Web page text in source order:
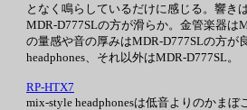
となく鳴らしているだけに感じる。響き
MDR-D777SLの方が滑らか。金管楽器は
の量感や音の厚みはMDR-D777SLの方が
headphones、それ以外はMDR-D777SL。
RP-HTX7
mix-style headphonesは低音よりのかま